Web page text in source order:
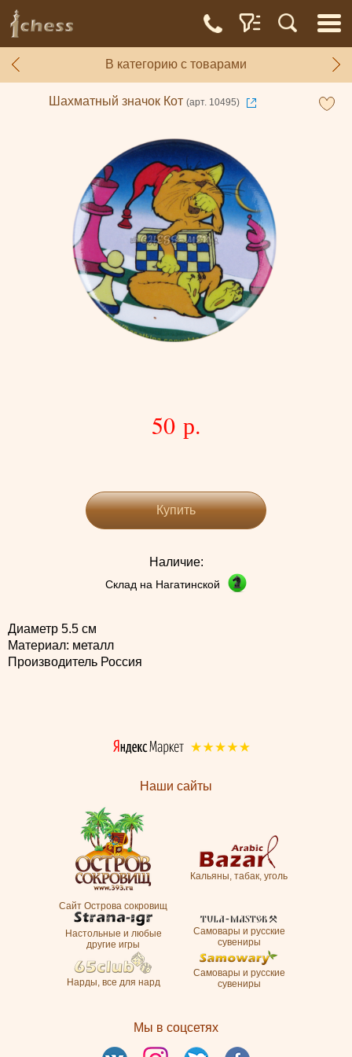
В категорию с товарами
Шахматный значок Кот (арт. 10495)
50 р.
Купить
Наличие:
Склад на Нагатинской
Диаметр 5.5 см
Материал: металл
Производитель Россия
Наши сайты
Сайт Острова сокровищ
Кальяны, табак, уголь
Настольные и любые
другие игры
Самовары и русские
сувениры
Нарды, все для нард
Самовары и русские
сувениры
Мы в соцсетях